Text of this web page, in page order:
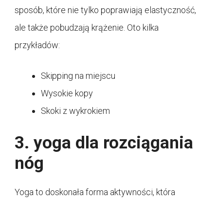
sposób, które nie tylko poprawiają elastyczność,
ale także pobudzają krążenie. Oto kilka
przykładów:
Skipping na miejscu
Wysokie kopy
Skoki z wykrokiem
3. yoga dla rozciągania
nóg
Yoga to doskonała forma aktywności, która